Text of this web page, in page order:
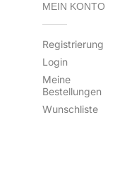
MEIN KONTO
Registrierung
Login
Meine
Bestellungen
Wunschliste